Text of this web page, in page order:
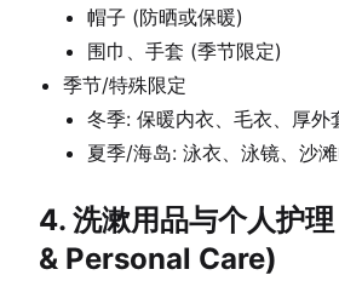
帽子 (防晒或保暖)
围巾、手套 (季节限定)
季节/特殊限定
冬季: 保暖内衣、毛衣、厚外
夏季/海岛: 泳衣、泳镜、沙滩
4. 洗漱用品与个人护
& Personal Care)